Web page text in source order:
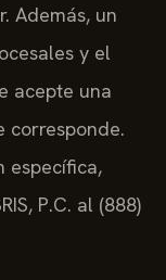
Además, un
y el
acepte una
corresponde.
específica,
P.C. al (888)